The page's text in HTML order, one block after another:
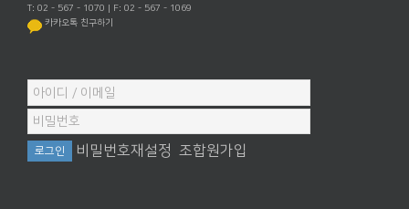
T: 02 - 567 - 1070 | F: 02 - 567 - 1069
카카오톡 친구하기
비밀번호재설정 조합원가입